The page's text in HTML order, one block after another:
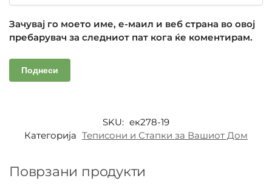
Зачувај го моето име, е-маил и веб страна во овој
пребарувач за следниот пат кога ќе коментирам.
SKU: ек278-19
Категорија Теписони и Стапки за Вашиот Дом
Поврзани продукти